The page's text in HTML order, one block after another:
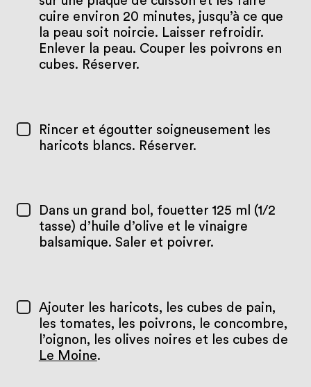
cuire environ 20 minutes, jusqu’à ce que
la peau soit noircie. Laisser refroidir.
Enlever la peau. Couper les poivrons en
cubes. Réserver.
Rincer et égoutter soigneusement les
haricots blancs. Réserver.
Dans un grand bol, fouetter 125 ml (1/2
tasse) d’huile d’olive et le vinaigre
balsamique. Saler et poivrer.
Ajouter les haricots, les cubes de pain,
les tomates, les poivrons, le concombre,
l’oignon, les olives noires et les cubes de
Le Moine.